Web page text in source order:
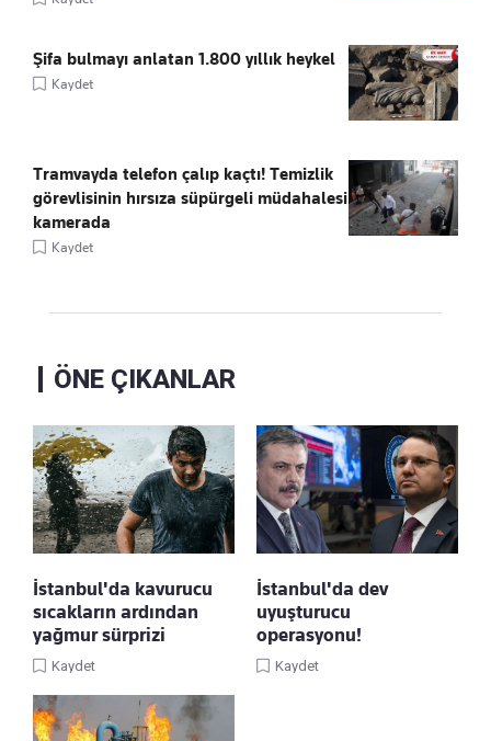
Şifa bulmayı anlatan 1.800 yıllık heykel
Kaydet
Tramvayda telefon çalıp kaçtı! Temizlik
görevlisinin hırsıza süpürgeli müdahalesi
kamerada
Kaydet
ÖNE ÇIKANLAR
İstanbul'da kavurucu
sıcakların ardından
yağmur sürprizi
Kaydet
İstanbul'da dev
uyuşturucu
operasyonu!
Kaydet